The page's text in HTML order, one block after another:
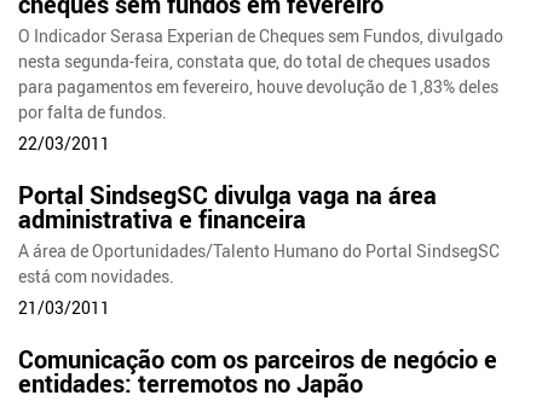
O Indicador Serasa Experian de Cheques sem Fundos, divulgado
nesta segunda-feira, constata que, do total de cheques usados
para pagamentos em fevereiro, houve devolução de 1,83% deles
por falta de fundos.
22/03/2011
Portal SindsegSC divulga vaga na área
administrativa e financeira
A área de Oportunidades/Talento Humano do Portal SindsegSC
está com novidades.
21/03/2011
Comunicação com os parceiros de negócio e
entidades: terremotos no Japão